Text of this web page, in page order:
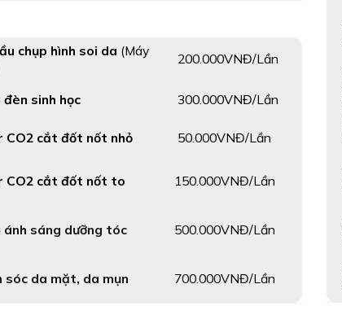
chụp hình soi da (Máy
200.000VNĐ/Lần
đèn sinh học 300.000VNĐ/Lần
CO2 cắt đốt nốt nhỏ 50.000VNĐ/Lần
CO2 cắt đốt nốt to 150.000VNĐ/Lần
ánh sáng dưỡng tóc 500.000VNĐ/Lần
sóc da mặt, da mụn 700.000VNĐ/Lần